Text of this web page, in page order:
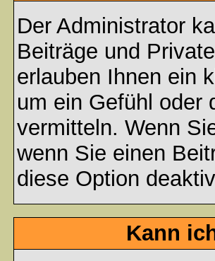
Der Administrator
Beiträge und
erlauben Ihnen ein
um ein Gefühl oder
vermitteln. Wenn
wenn Sie einen
diese Option
Kann